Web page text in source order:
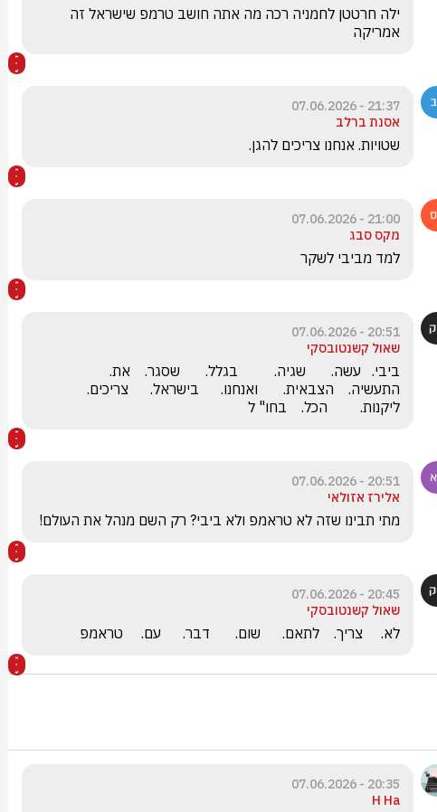
אמריקה
21:37 - 07.06.2026
אסנת ברלב
שטויות. אנחנו צריכים להגן.
21:00 - 07.06.2026
מקס סבג
למד מביבי לשקר
20:51 - 07.06.2026
שאול קשנטובסקי
ליקנות.         הכל.    בחו" ל
20:51 - 07.06.2026
אלירז אזולאי
מתי תבינו שזה לא טראמפ ולא ביבי? רק השם מנהל את העולם!
20:45 - 07.06.2026
שאול קשנטובסקי
לא.     צריך.    לתאם.      שום.       דבר.      עם.     טראמפ
20:35 - 07.06.2026
H Ha